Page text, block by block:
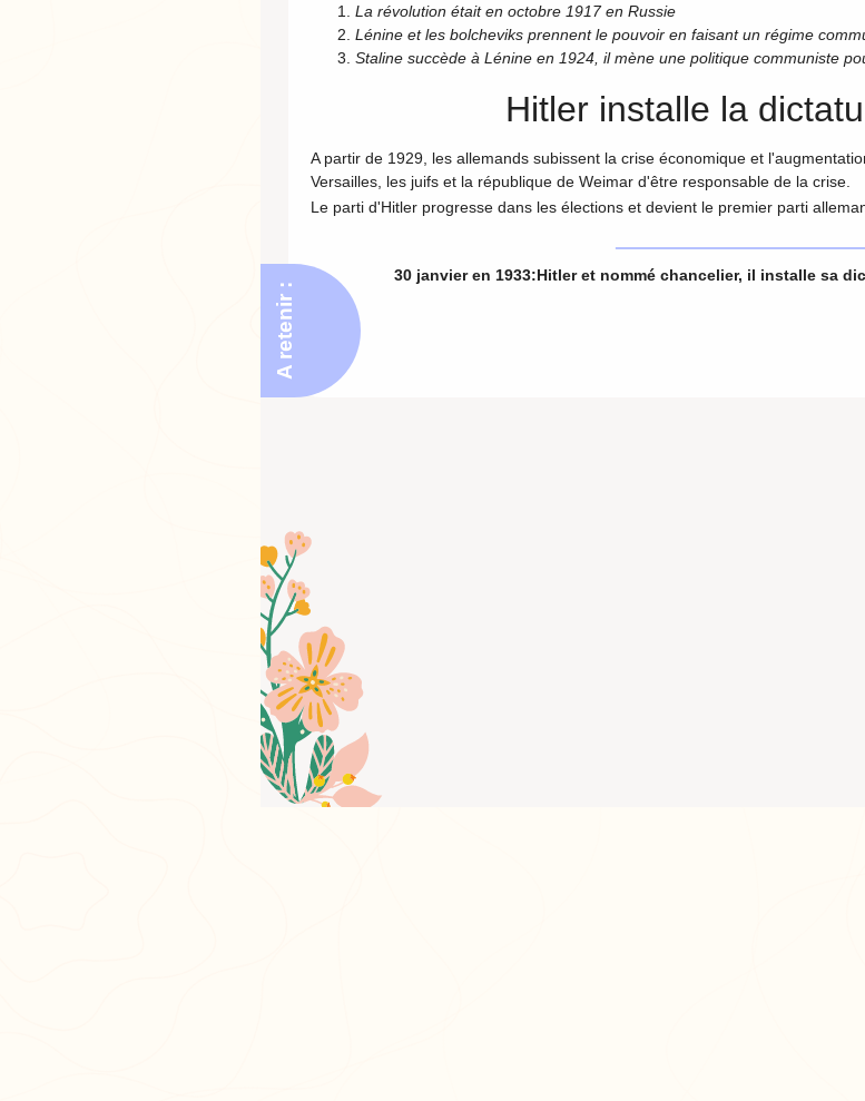
La révolution était en octobre 1917 en Russie
Lénine et les bolcheviks prennent le pouvoir en faisant un régime
Staline succède à Lénine en 1924, il mène une politique communiste
Hitler installe la
A partir de 1929, les allemands subissent la crise économique et
Versailles, les juifs et la république de Weimar d'être responsable de la crise.
Le parti d'Hitler progresse dans les élections et devient le premier parti
A retenir :
30 janvier en 1933:Hitler et nommé chancelier, il installe sa